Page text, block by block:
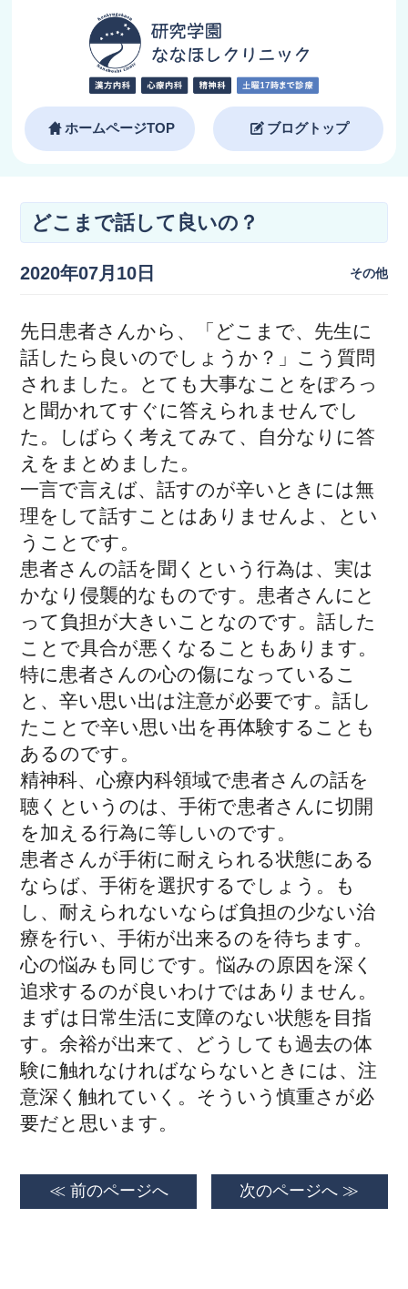
ホームページTOP ブログトップ
どこまで話して良いの？
2020年07月10日 その他
先日患者さんから、「どこまで、先生に
話したら良いのでしょうか？」こう質問
されました。とても大事なことをぽろっ
と聞かれてすぐに答えられませんでし
た。しばらく考えてみて、自分なりに答
えをまとめました。
一言で言えば、話すのが辛いときには無
理をして話すことはありませんよ、とい
うことです。
患者さんの話を聞くという行為は、実は
かなり侵襲的なものです。患者さんにと
って負担が大きいことなのです。話した
ことで具合が悪くなることもあります。
特に患者さんの心の傷になっているこ
と、辛い思い出は注意が必要です。話し
たことで辛い思い出を再体験することも
あるのです。
精神科、心療内科領域で患者さんの話を
聴くというのは、手術で患者さんに切開
を加える行為に等しいのです。
患者さんが手術に耐えられる状態にある
ならば、手術を選択するでしょう。も
し、耐えられないならば負担の少ない治
療を行い、手術が出来るのを待ちます。
心の悩みも同じです。悩みの原因を深く
追求するのが良いわけではありません。
まずは日常生活に支障のない状態を目指
す。余裕が出来て、どうしても過去の体
験に触れなければならないときには、注
意深く触れていく。そういう慎重さが必
要だと思います。
≪ 前のページへ 次のページへ ≫